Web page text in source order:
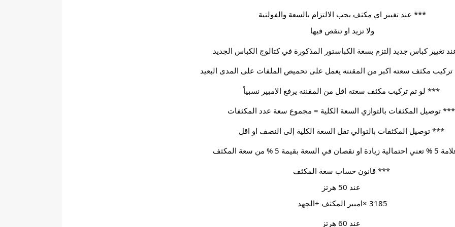
*** عند تغيير اي مكثف يجب الالتزام بالسعة والفولتية
ولا تزيد او تنقص فيها
تغيير كباس جديد إلتزم بسعة الكباستور المذكورة في كتالوج الكباس الجديد
مكثف سعته اكبر من المقننه يعمل على تحميص الملفات على المدى البعيد
*** لو تم تركيب مكثف سعته اقل من المقننه يرفع الامبير نسبياً
*** توصيل المكثفات بالتوازي السعة الكلية = مجموع سعة عدد المكثفات
*** توصيل المكثفات بالتوالي تقل السعة الكلية إلى النصف او اقل
بقيمة 5 % من سعة المكثف
*** قانون حساب سعة المكثف
عند 50 هرتز
3185 ×امبير المكثف ÷الجهد
عند 60 هرتز